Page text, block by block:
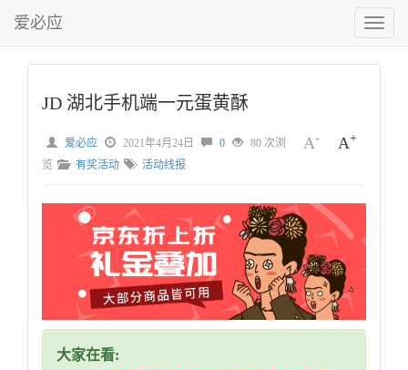
切
换
菜
爱必应
JD 湖北手机端一元蛋黄酥
A- A+
爱必应 2021年4月24日 0
80 次浏
览
有奖活动 活动线报
大家在看: